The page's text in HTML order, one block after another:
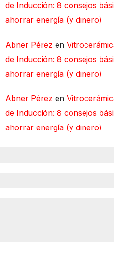
de Inducción: 8 consejos
ahorrar energía (y dinero)
Abner Pérez en
de Inducción: 8 consejos
ahorrar energía (y dinero)
Abner Pérez en
de Inducción: 8 consejos
ahorrar energía (y dinero)